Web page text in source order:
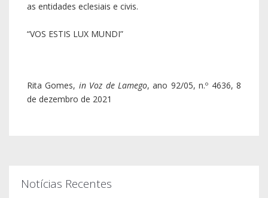
as entidades eclesiais e civis.
“VOS ESTIS LUX MUNDI”
Rita Gomes, in Voz de Lamego, ano 92/05, n.º 4636, 8
de dezembro de 2021
Notícias Recentes